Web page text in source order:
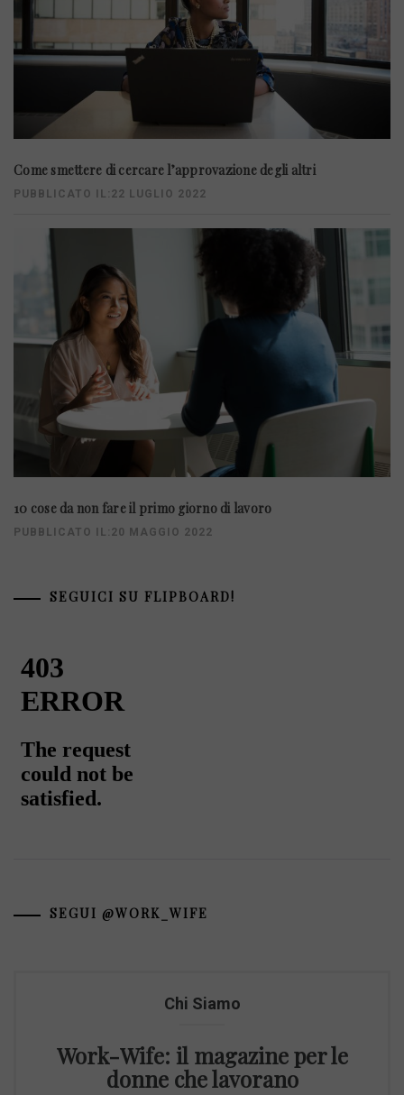
Come smettere di cercare l’approvazione degli altri
PUBBLICATO IL:22 LUGLIO 2022
10 cose da non fare il primo giorno di lavoro
PUBBLICATO IL:20 MAGGIO 2022
SEGUICI SU FLIPBOARD!
SEGUI @WORK_WIFE
Chi Siamo
Work-Wife: il magazine per le
donne che lavorano